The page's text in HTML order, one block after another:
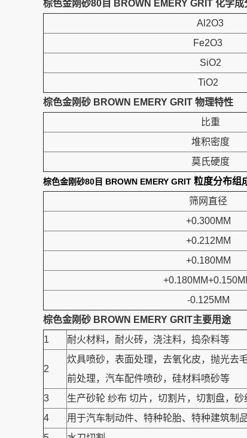
棕色金刚砂80目 BROWN EMERY GRIT 化学成
Al2O3
Fe2O3
SiO2
TiO2
棕色金刚砂 BROWN EMERY GRIT 物理特性
比重
堆积密度
莫氏硬度
棕色金刚砂80目 BROWN EMERY GRIT 粒度分布组
筛网直径
+0.300MM
+0.212MM
+0.180MM
-0.125MM
棕色金刚砂 BROWN EMERY GRIT主要用途
1
耐火材料，耐火砖，浇注料，捣杂料等
2
炊具喷砂，表面处理，去氧化皮，抛光去
前处理，汽车配件喷砂，硅材料喷砂等
3
生产砂轮 纱布 切片，切割片，切割盘，砂
4
用于汽车制动件、特种轮胎、特种建筑制